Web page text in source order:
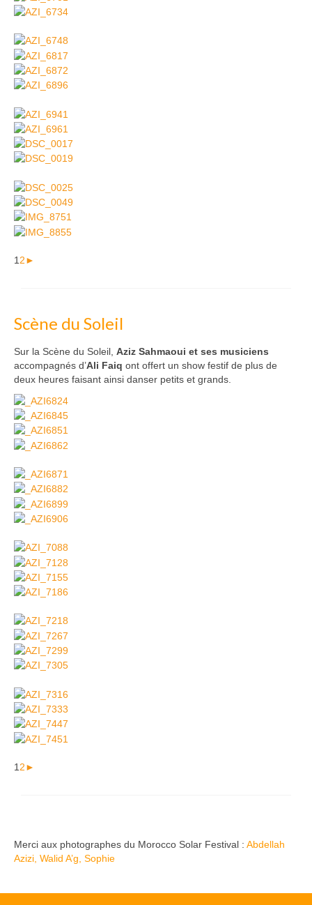
1 2►
Scène du Soleil
Sur la Scène du Soleil, Aziz Sahmaoui et ses musiciens
accompagnés d’Ali Faiq ont offert un show festif de plus de
deux heures faisant ainsi danser petits et grands.
1 2►
Merci aux photographes du Morocco Solar Festival : Abdellah
Azizi Walid A’g Sophie